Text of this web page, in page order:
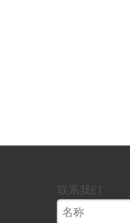
联系我们